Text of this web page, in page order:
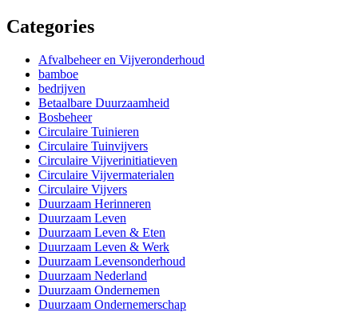
Categories
Afvalbeheer en Vijveronderhoud
bamboe
bedrijven
Betaalbare Duurzaamheid
Bosbeheer
Circulaire Tuinieren
Circulaire Tuinvijvers
Circulaire Vijverinitiatieven
Circulaire Vijvermaterialen
Circulaire Vijvers
Duurzaam Herinneren
Duurzaam Leven
Duurzaam Leven & Eten
Duurzaam Leven & Werk
Duurzaam Levensonderhoud
Duurzaam Nederland
Duurzaam Ondernemen
Duurzaam Ondernemerschap